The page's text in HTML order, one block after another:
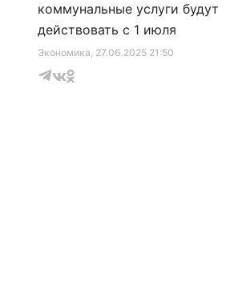
Экономика, 27.06.2025 21:50
коммунальные услуги будут
действовать с 1 июля